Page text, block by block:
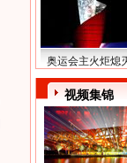
奥运会主火炬熄
视频集锦